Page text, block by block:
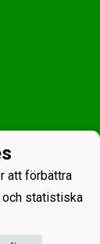
att förbättra
och statistiska